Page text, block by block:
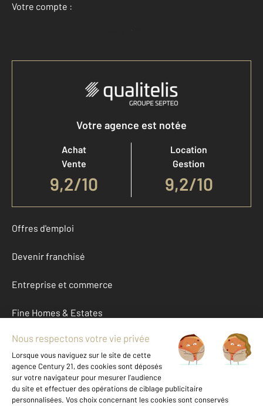
Votre compte :
Accéder à mon compte
Votre agence est notée
Achat
Vente
9,2/10
Location
Gestion
9,2/10
Offres d'emploi
Devenir franchisé
Entreprise et commerce
Fine Homes & Estates
À propos
International
Nous contacter